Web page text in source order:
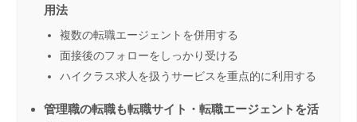
用法
複数の転職エージェントを併用する
面接後のフォローをしっかり受ける
ハイクラス求人を扱うサービスを重点的に利用する
管理職の転職も転職サイト・転職エージェントを活